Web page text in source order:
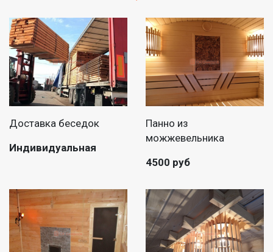
Доставка беседок
Индивидуальная
Панно из
можжевельника
4500 руб